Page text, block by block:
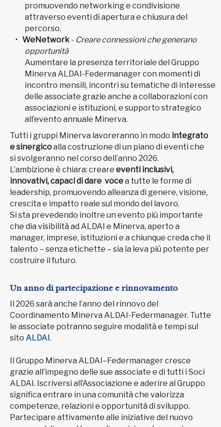
promuovendo networking e condivisione
attraverso eventi di apertura e chiusura del
percorso.
WeNetwork - Creare connessioni che generano
opportunità
Aumentare la presenza territoriale del Gruppo
Minerva ALDAI-Federmanager con momenti di
incontro mensili, incontri su tematiche di interesse
delle associate grazie anche a collaborazioni con
associazioni e istituzioni, e supporto strategico
all’evento annuale Minerva.
Tutti i gruppi Minerva lavoreranno in modo integrato
e sinergicoalla costruzione di un piano di eventi che
si svolgeranno nel corso dell’anno 2026.
L’ambizione è chiara: creare eventi inclusivi,
innovativi, capaci di dare vocea tutte le forme di
leadership, promuovendo alleanza di genere, visione,
crescita e impatto reale sul mondo del lavoro.
Si sta prevedendo inoltre un evento più importante
che dia visibilità ad ALDAI e Minerva, aperto a
manager, imprese, istituzioni e a chiunque creda che il
talento – senza etichette – sia la leva più potente per
costruire il futuro.
Un anno di partecipazione e rinnovamento
Il 2026 sarà anche l’anno del rinnovo del
Coordinamento Minerva ALDAI-Federmanager. Tutte
le associate potranno seguire modalità e tempi sul
sito ALDAI.
Il Gruppo Minerva ALDAI–Federmanager cresce
grazie all’impegno delle sue associate e di tutti i Soci
ALDAI. Iscriversi all’Associazione e aderire al Gruppo
significa entrare in una comunità che valorizza
competenze, relazioni e opportunità di sviluppo.
Partecipare attivamente alle iniziative del nuovo